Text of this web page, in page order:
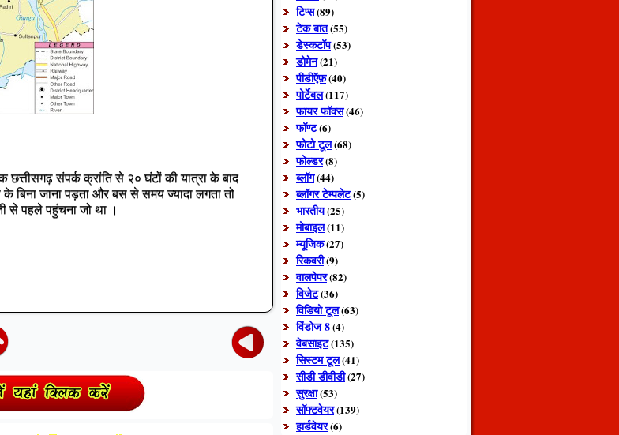
छत्तीसगढ़ संपर्क क्रांति से २० घंटों की यात्रा के बाद
बिना जाना पड़ता और बस से समय ज्यादा लगता तो
से पहले पहुंचना जो था ।
टिप्स(89)
टेक बात(55)
डेस्कटॉप(53)
डोमेन(21)
पीडीऍफ़(40)
पोर्टेबल(117)
फायर फॉक्स(46)
फॉण्ट(6)
फोटो टूल(68)
फोल्डर(8)
ब्लॉग(44)
ब्लॉगर टेम्पलेट(5)
भारतीय(25)
मोबाइल(11)
म्यूजिक(27)
रिकवरी(9)
वालपेपर(82)
विजेट(36)
विडियो टूल(63)
विंडोज 8(4)
वेबसाइट(135)
सिस्टम टूल(41)
सीडी डीवीडी(27)
सुरक्षा(53)
सॉफ्टवेयर(139)
हार्डवेयर(6)